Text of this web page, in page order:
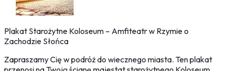
Plakat Starożytne Koloseum – Amfiteatr w Rzymie o
Zachodzie Słońca
Zapraszamy Cię w podróż do wiecznego miasta. Ten plakat